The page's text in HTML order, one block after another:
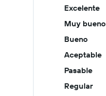
Excelente
Muy bueno
Bueno
Aceptable
Pasable
Regular